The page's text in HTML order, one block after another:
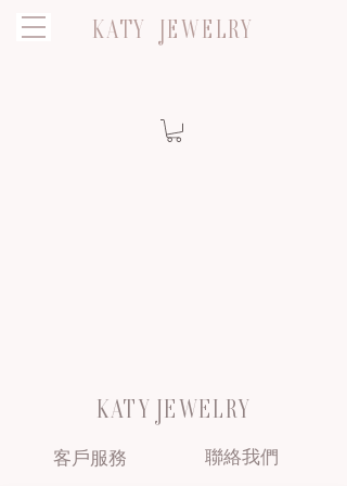
KATY JEWELRY
KATY JEWELRY
客戶服務 聯絡我們